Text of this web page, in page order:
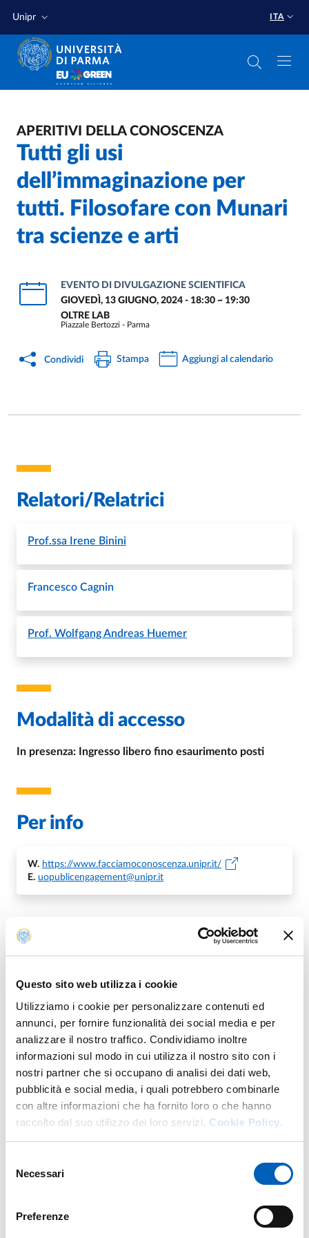
Questo sito web utilizza i cookie
Utilizziamo i cookie per personalizzare contenuti ed
annunci, per fornire funzionalità dei social media e per
analizzare il nostro traffico. Condividiamo inoltre
informazioni sul modo in cui utilizza il nostro sito con i
nostri partner che si occupano di analisi dei dati web,
pubblicità e social media, i quali potrebbero combinarle
con altre informazioni che ha fornito loro o che hanno
raccolto dal suo utilizzo dei loro servizi. Cookie Policy.
delNecessari
Preferenze
Unipr ITA
APERITIVI DELLA CONOSCENZA
Tutti gli usi
dell’immaginazione per
tutti. Filosofare con Munari
tra scienze e arti
EVENTO DI DIVULGAZIONE SCIENTIFICA
GIOVEDÌ, 13 GIUGNO, 2024 - 18:30 ~ 19:30
OLTRE LAB
Piazzale Bertozzi - Parma
Condividi Stampa Aggiungi al calendario
Relatori/Relatrici
Prof.ssa Irene Binini
Francesco Cagnin
Prof. Wolfgang Andreas Huemer
Modalità di accesso
In presenza: Ingresso libero fino esaurimento posti
Per info
W. https://www.facciamoconoscenza.unipr.it/
E. uopublicengagement@unipr.it
Fa parte di
Aperitivi della Conoscenza
DA
AGIOVEDÌ 31 DICEMBRE 2026
SALA CONFERENZE - PARMAUNIVERCITY INFO POINT
INGRESSO LIBERO FINO ESAURIMENTO POSTI
Mappa